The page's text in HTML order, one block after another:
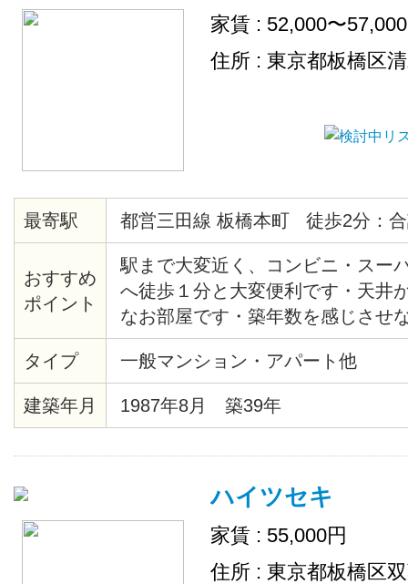
家賃 : 52,000〜
住所 : 東京都板橋区
最寄駅 都営三田線 板橋本町 徒歩2分：
おすすめ
ポイント
駅まで大変近く、コンビニ・スー
へ徒歩１分と大変便利です・天井
なお部屋です・築年数を感じさせ
す・203号室全面リノベーション
レ/シャワーユニット新規です
タイプ 一般マンション・アパート他
建築年月 1987年8月 築39年
ハイツセキ
家賃 : 55,000円
住所 : 東京都板橋区